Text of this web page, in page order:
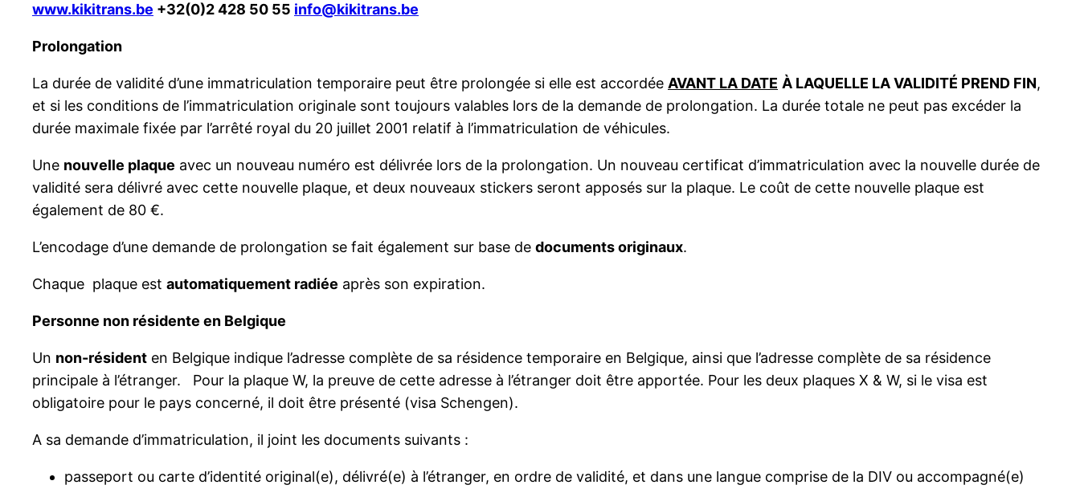
www.kikitrans.be +32(0)2 428 50 55 info@kikitrans.be
Prolongation
La durée de validité d’une immatriculation temporaire peut être prolongée si elle est accordée AVANT LA DATE À LAQUELLE LA VALIDITÉ PREND FIN,
et si les conditions de l’immatriculation originale sont toujours valables lors de la demande de prolongation. La durée totale ne peut pas excéder la
durée maximale fixée par l’arrêté royal du 20 juillet 2001 relatif à l’immatriculation de véhicules.
Une nouvelle plaque avec un nouveau numéro est délivrée lors de la prolongation. Un nouveau certificat d’immatriculation avec la nouvelle durée de
validité sera délivré avec cette nouvelle plaque, et deux nouveaux stickers seront apposés sur la plaque. Le coût de cette nouvelle plaque est
également de 80 €.
L’encodage d’une demande de prolongation se fait également sur base de documents originaux.
Chaque plaque est automatiquement radiée après son expiration.
Personne non résidente en Belgique
Un non-résident en Belgique indique l’adresse complète de sa résidence temporaire en Belgique, ainsi que l’adresse complète de sa résidence
principale à l’étranger. Pour la plaque W, la preuve de cette adresse à l’étranger doit être apportée. Pour les deux plaques X & W, si le visa est
obligatoire pour le pays concerné, il doit être présenté (visa Schengen).
A sa demande d’immatriculation, il joint les documents suivants :
passeport ou carte d’identité original(e), délivré(e) à l’étranger, en ordre de validité, et dans une langue comprise de la DIV ou accompagné(e)